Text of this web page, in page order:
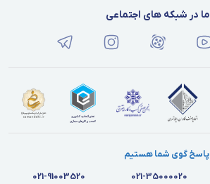
ما در شبکه های اجتماعی
پاسخ گوی شما هستیم
021-35000020
021-91003520